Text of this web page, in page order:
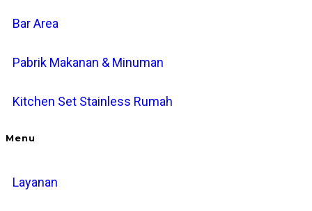
Bar Area
Pabrik Makanan & Minuman
Kitchen Set Stainless Rumah
Menu
Layanan